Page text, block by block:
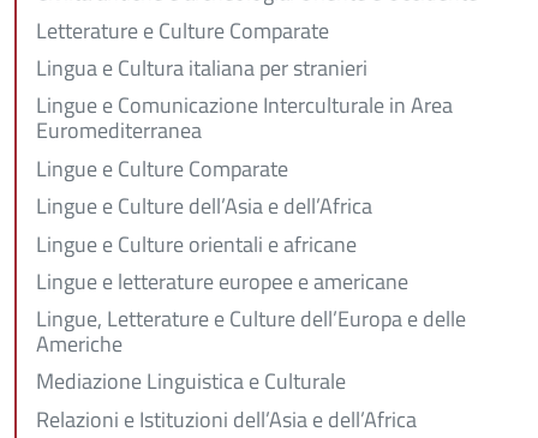
Letterature e Culture Comparate
Lingua e Cultura italiana per stranieri
Lingue e Comunicazione Interculturale in Area
Euromediterranea
Lingue e Culture Comparate
Lingue e Culture dell’Asia e dell’Africa
Lingue e Culture orientali e africane
Lingue e letterature europee e americane
Lingue, Letterature e Culture dell’Europa e delle
Americhe
Mediazione Linguistica e Culturale
Relazioni e Istituzioni dell’Asia e dell’Africa